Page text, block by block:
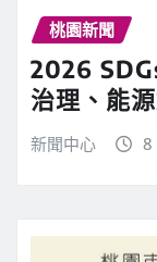
桃園新聞
2026
治理、能
新聞中心 8